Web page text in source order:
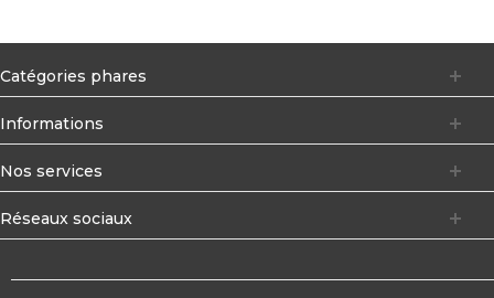
Catégories phares
Informations
Nos services
Réseaux sociaux